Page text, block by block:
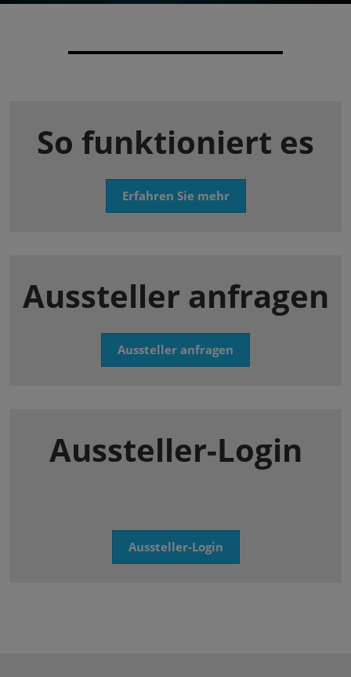
So funktioniert es
Erfahren Sie mehr
Aussteller anfragen
Aussteller anfragen
Aussteller-Login
Aussteller-Login